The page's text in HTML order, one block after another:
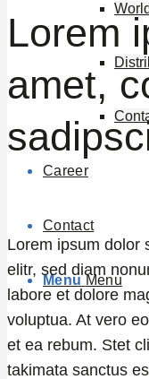
Career
Contact
Menu Menu
Lorem
amet,
Lorem ipsum dolor
elitr, sed diam
labore et dolore
voluptua. At vero
et ea rebum. Stet
takimata sanctus